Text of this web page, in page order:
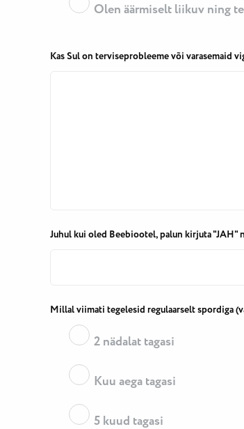
Olen äärmiselt liikuv ning
Kas Sul on terviseprobleeme või varasemaid
Juhul kui oled Beebiootel, palun kirjuta "JAH"
Millal viimati tegelesid regulaarselt spordiga
2 nädalat tagasi
Kuu aega tagasi
5 kuud tagasi